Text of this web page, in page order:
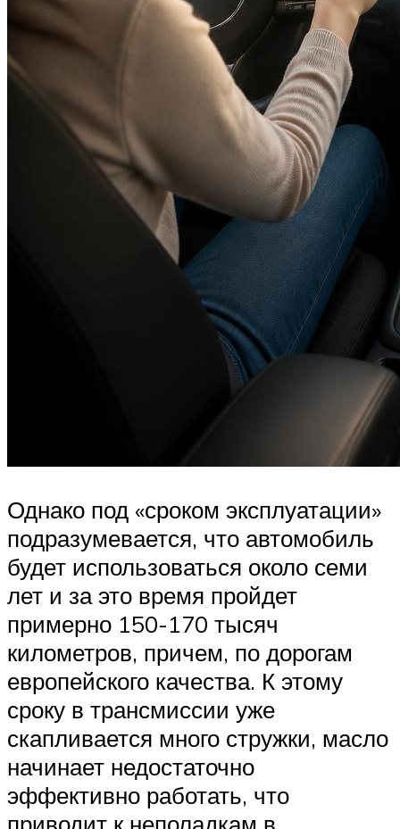
Однако под «сроком эксплуатации»
подразумевается, что автомобиль
будет использоваться около семи
лет и за это время пройдет
примерно 150-170 тысяч
километров, причем, по дорогам
европейского качества. К этому
сроку в трансмиссии уже
скапливается много стружки, масло
начинает недостаточно
эффективно работать, что